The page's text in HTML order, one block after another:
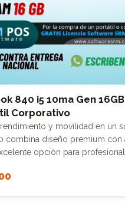
840 i5 10ma Gen 16GB
Corporativo
y movilidad en un solo
combina diseño premium con
opción para
Con procesador Intel Core i5